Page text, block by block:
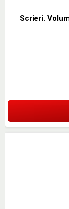
Scrieri.